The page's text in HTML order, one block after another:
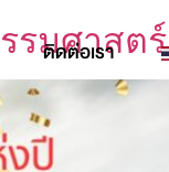
ติดต่อเรา
รมศาสตร์